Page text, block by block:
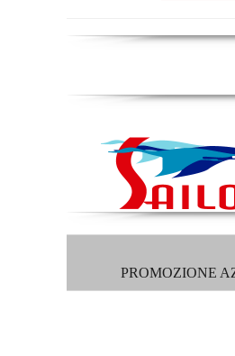
PROMOZIONE